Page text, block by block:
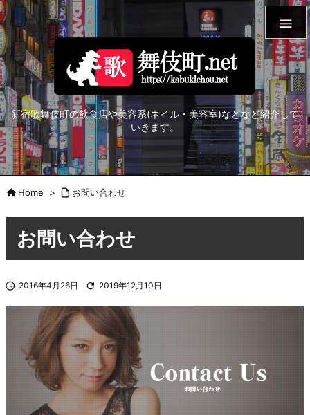
新宿歌舞伎町の飲食店や美容系(ネイル・美容室)などなど紹介して
いきます。

Home >  お問い合わせ
お問い合わせ
 2016年4月26日  2019年12月10日